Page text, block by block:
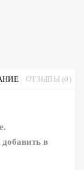
ОТЗЫВЫ (0)
в